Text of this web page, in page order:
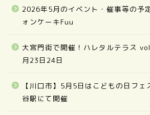
2026年5月のイベント・催事等の予
ォンケーキFuu
大宮門街で開催！ハレタルテラス
月23日24日
【川口市】5月5日はこどもの日フ
谷駅にて開催